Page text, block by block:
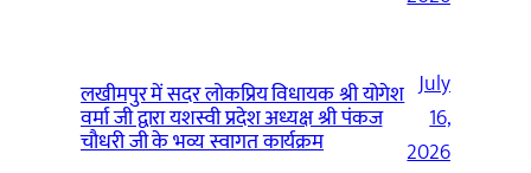
लखीमपुर में सदर लोकप्रिय विधायक श्री योगेश
वर्मा जी द्वारा यशस्वी प्रदेश अध्यक्ष श्री पंकज
चौधरी जी के भव्य स्वागत कार्यक्रम
July
16,
2026